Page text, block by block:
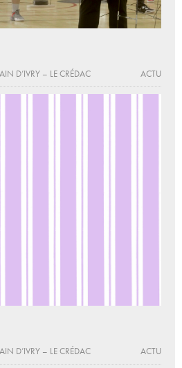
D’IVRY – LE CRÉDAC
ACTU
D’IVRY – LE CRÉDAC
ACTU